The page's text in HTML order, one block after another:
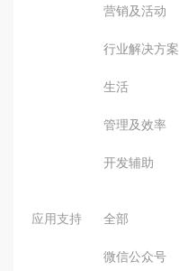
营销及活动
行业解决方案
生活
管理及效率
开发辅助
应用支持 全部
微信公众号